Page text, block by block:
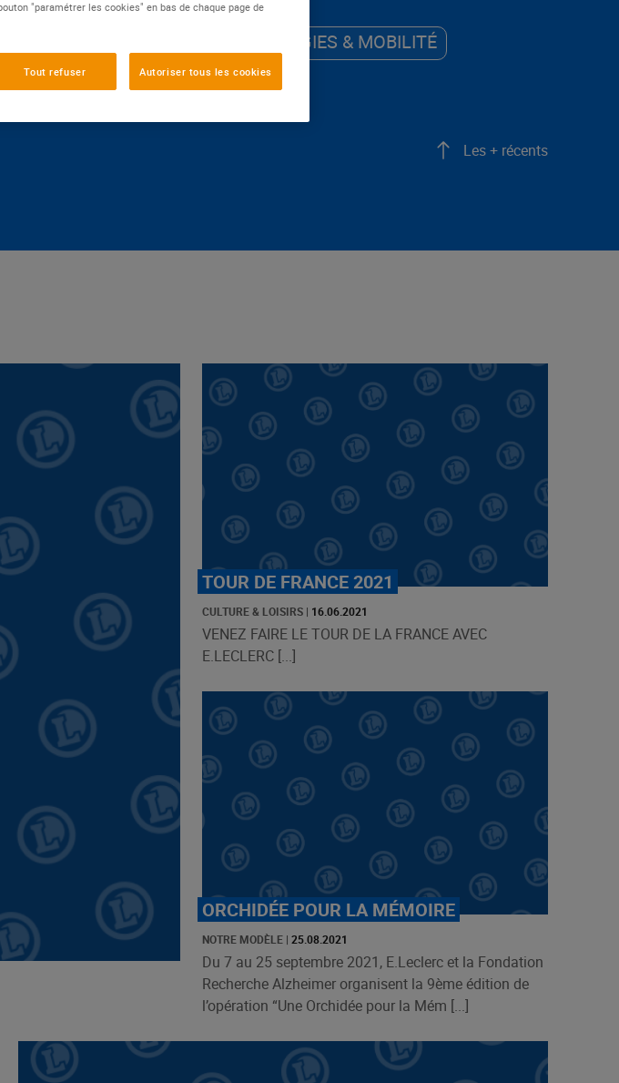
ÉNERGIES & MOBILITÉ
AU NUMÉRIQUE
Les + récents
TOUR DE FRANCE 2021
CULTURE & LOISIRS | 16.06.2021
VENEZ FAIRE LE TOUR DE LA FRANCE AVEC
E.LECLERC [...]
ORCHIDÉE POUR LA MÉMOIRE
NOTRE MODÈLE | 25.08.2021
Du 7 au 25 septembre 2021, E.Leclerc et la Fondation
Recherche Alzheimer organisent la 9ème édition de
l’opération “Une Orchidée pour la Mém [...]
"paramétrer les cookies" en bas de chaque page de
Tout refuser Autoriser tous les cookies